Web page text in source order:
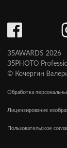
35AWARDS 2026
35PHOTO
© Кочергин
Обработка
Лицензирование
Пользовательское